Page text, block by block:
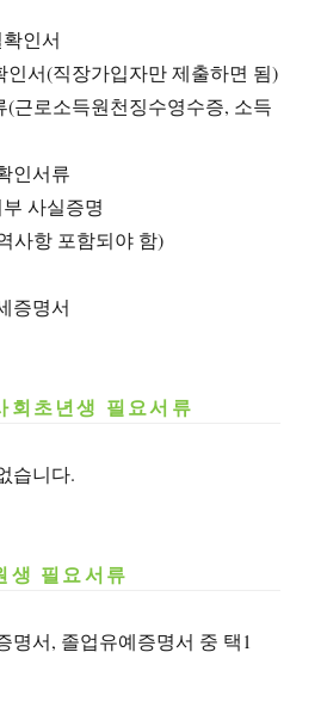
인서
인서(직장가입자만 제출하면 됨)
(근로소득원천징수영수증, 소득
인서류
사실증명
사항 포함되야 함)
증명서
회초년생 필요서류
습니다.
생 필요서류
명서, 졸업유예증명서 중 택1